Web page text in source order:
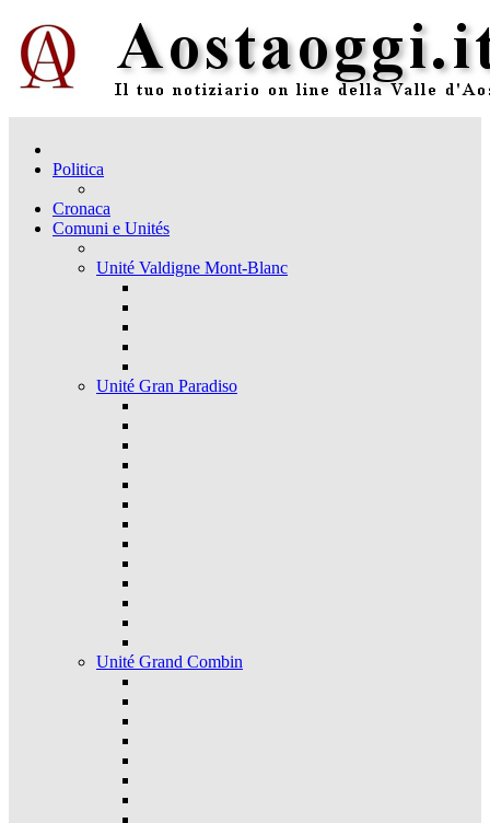
Politica
Cronaca
Comuni e Unités
Unité Valdigne Mont-Blanc
Unité Gran Paradiso
Unité Grand Combin